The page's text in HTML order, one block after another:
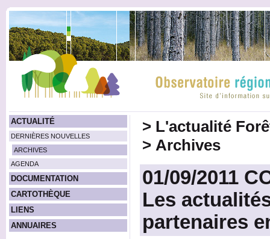
ACTUALITÉ
DERNIÈRES NOUVELLES
ARCHIVES
AGENDA
DOCUMENTATION
CARTOTHÈQUE
LIENS
ANNUAIRES
> L'actualité
> Archives
01/09/2011
Les
partenaires